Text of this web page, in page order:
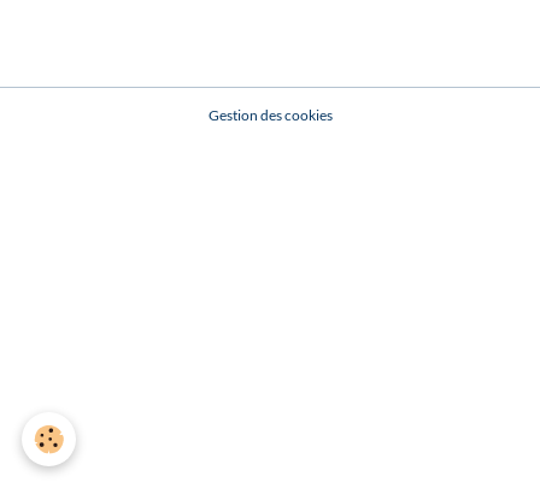
Gestion des cookies